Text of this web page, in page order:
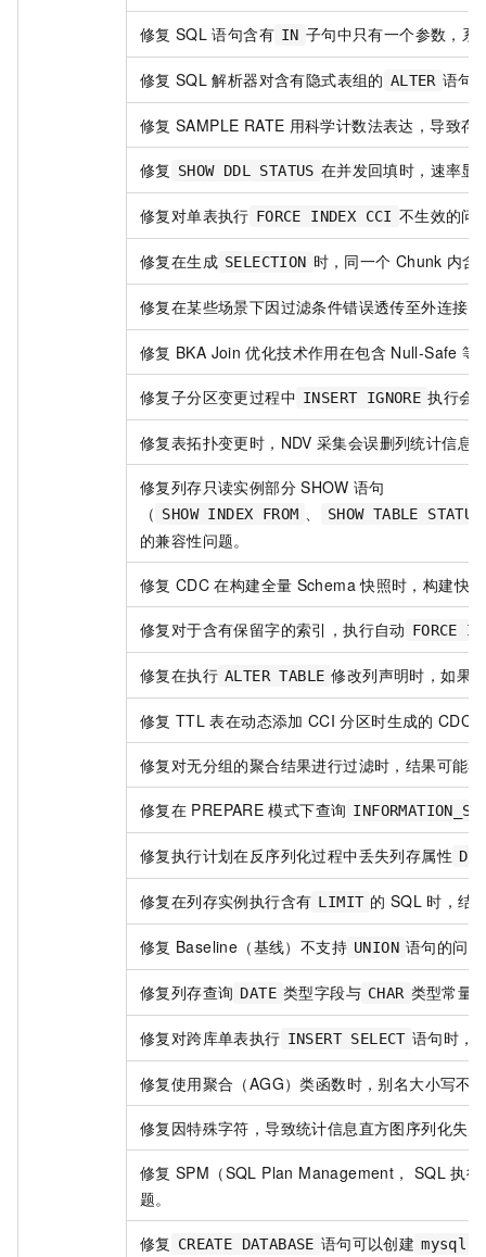
修复 SQL 语句含有 IN 子句中只有一个参数，系
修复 SQL 解析器对含有隐式表组的 ALTER 语句
修复 SAMPLE RATE 用科学计数法表达，导致存
修复 SHOW DDL STATUS 在并发回填时，速率显
修复对单表执行 FORCE INDEX CCI 不生效的问
修复在生成 SELECTION 时，同一个 Chunk 内含
修复在某些场景下因过滤条件错误透传至外连接（
修复 BKA Join 优化技术作用在包含 Null-Safe 等
修复子分区变更过程中 INSERT IGNORE 执行会
修复表拓扑变更时，NDV 采集会误删列统计信息
修复列存只读实例部分 SHOW 语句
（ SHOW INDEX FROM SHOW TABLE STATUS
的兼容性问题。
修复 CDC 在构建全量 Schema 快照时，构建快
修复对于含有保留字的索引，执行自动 FORCE
修复在执行 ALTER TABLE 修改列声明时，如果
修复 TTL 表在动态添加 CCI 分区时生成的 CDC
修复对无分组的聚合结果进行过滤时，结果可能
修复在 PREPARE 模式下查询
修复执行计划在反序列化过程中丢失列存属性
修复在列存实例执行含有 LIMIT 的 SQL 时，结
修复 Baseline（基线）不支持 UNION 语句的问
修复列存查询 DATE 类型字段与 CHAR 类型常量
修复对跨库单表执行 INSERT SELECT 语句时，
修复使用聚合（AGG）类函数时，别名大小写不
修复因特殊字符，导致统计信息直方图序列化失
修复 SPM（SQL Plan Management， SQL 执行
题。
修复 CREATE DATABASE 语句可以创建 mysql